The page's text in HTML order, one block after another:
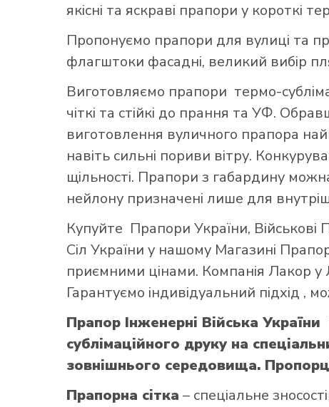
якісні та яскраві прапори у короткі
Пропонуємо прапори для вулиці та
флагштоки фасадні, великий вибір
Виготовляємо прапори термо-
чіткі та стійкі до прання та УФ.
виготовлення вуличного прапора
навіть сильні пориви вітру.
щільності. Прапори з габардину
нейлону призначені лише для
Купуйте Прапори України, Військові
Сіл України у нашому Магазині
приємними цінами. Компанія Лакор у
Гарантуємо індивідуальний підхід ,
Прапор Інженерні Війська
сублімаційного друку на
зовнішнього середовища.
Прапорна сітка – спеціальне